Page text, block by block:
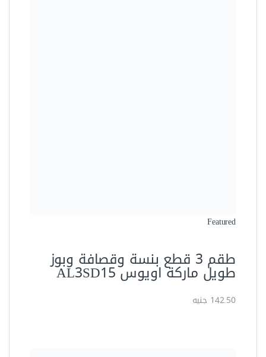
Featured
طقم 3 قطع بنسة وقصافة وبوز
طويل ماركة اويوس AL3SD15
142.50 جنيه